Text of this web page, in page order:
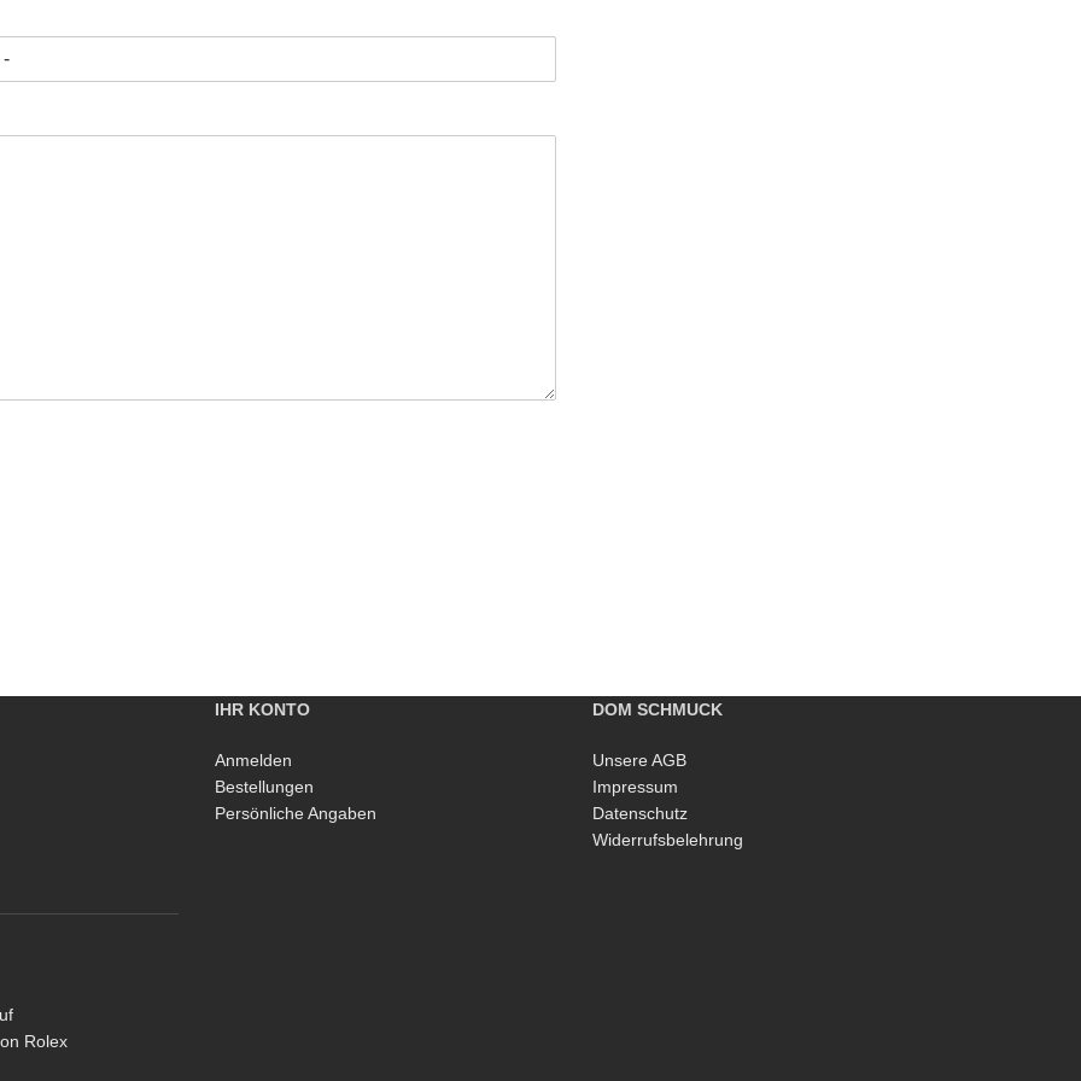
Rolex
IHR KONTO
Anmelden
Bestellungen
Persönliche Angaben
DOM SCHMUCK
Unsere AGB
Impressum
Datenschutz
Widerrufsbelehrung